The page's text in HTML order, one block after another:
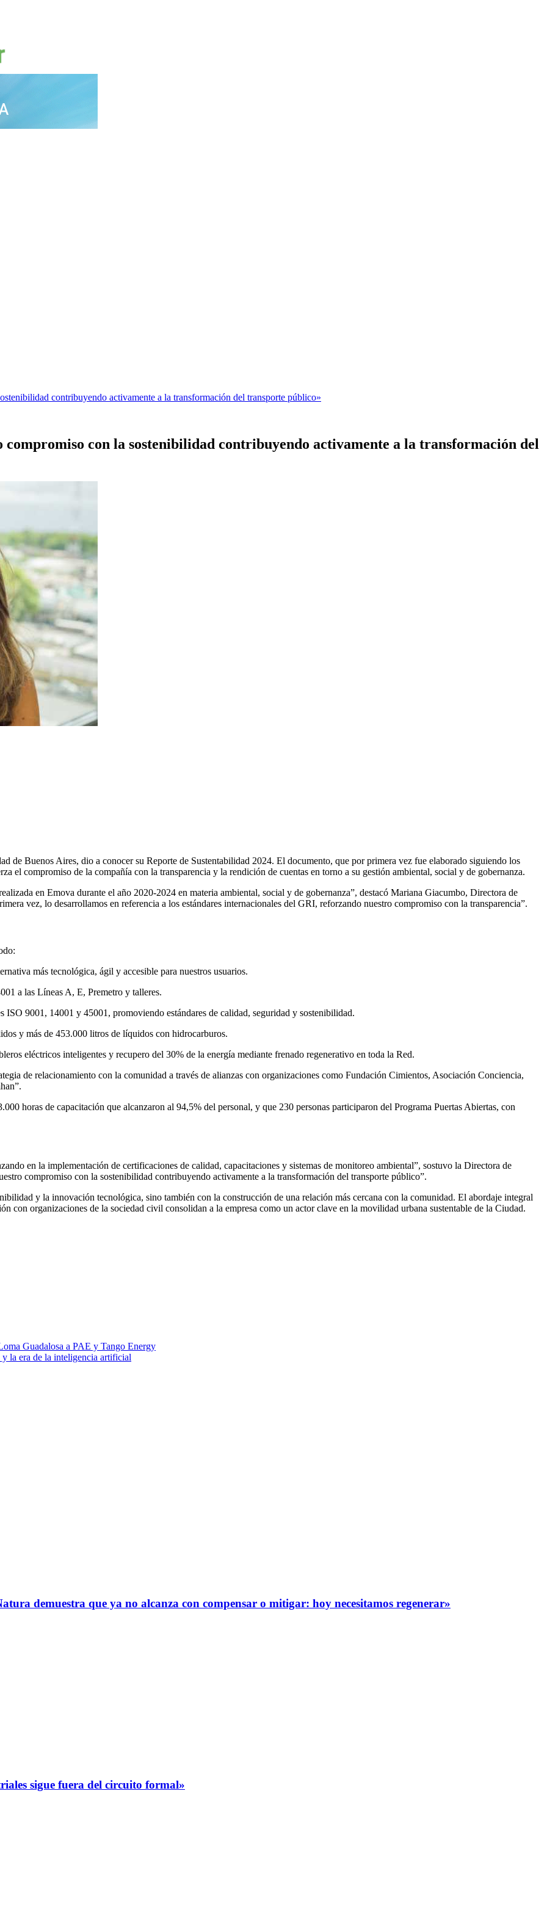
contribuyendo activamente a la transformación del transporte público»
con la sostenibilidad contribuyendo activamente a la transformación del
de Buenos Aires, dio a conocer su Reporte de Sustentabilidad 2024. El documento, que por primera vez fue elaborado siguiendo los
el compromiso de la compañía con la transparencia y la rendición de cuentas en torno a su gestión ambiental, social y de gobernanza.
en Emova durante el año 2020-2024 en materia ambiental, social y de gobernanza”, destacó Mariana Giacumbo, Directora de
vez, lo desarrollamos en referencia a los estándares internacionales del GRI, reforzando nuestro compromiso con la transparencia”.
más tecnológica, ágil y accesible para nuestros usuarios.
a las Líneas A, E, Premetro y talleres.
9001, 14001 y 45001, promoviendo estándares de calidad, seguridad y sostenibilidad.
y más de 453.000 litros de líquidos con hidrocarburos.
eléctricos inteligentes y recupero del 30% de la energía mediante frenado regenerativo en toda la Red.
de relacionamiento con la comunidad a través de alianzas con organizaciones como Fundación Cimientos, Asociación Conciencia,
horas de capacitación que alcanzaron al 94,5% del personal, y que 230 personas participaron del Programa Puertas Abiertas, con
en la implementación de certificaciones de calidad, capacitaciones y sistemas de monitoreo ambiental”, sostuvo la Directora de
compromiso con la sostenibilidad contribuyendo activamente a la transformación del transporte público”.
y la innovación tecnológica, sino también con la construcción de una relación más cercana con la comunidad. El abordaje integral
con organizaciones de la sociedad civil consolidan a la empresa como un actor clave en la movilidad urbana sustentable de la Ciudad.
Guadalosa a PAE y Tango Energy
la era de la inteligencia artificial
demuestra que ya no alcanza con compensar o mitigar: hoy necesitamos regenerar»
sigue fuera del circuito formal»